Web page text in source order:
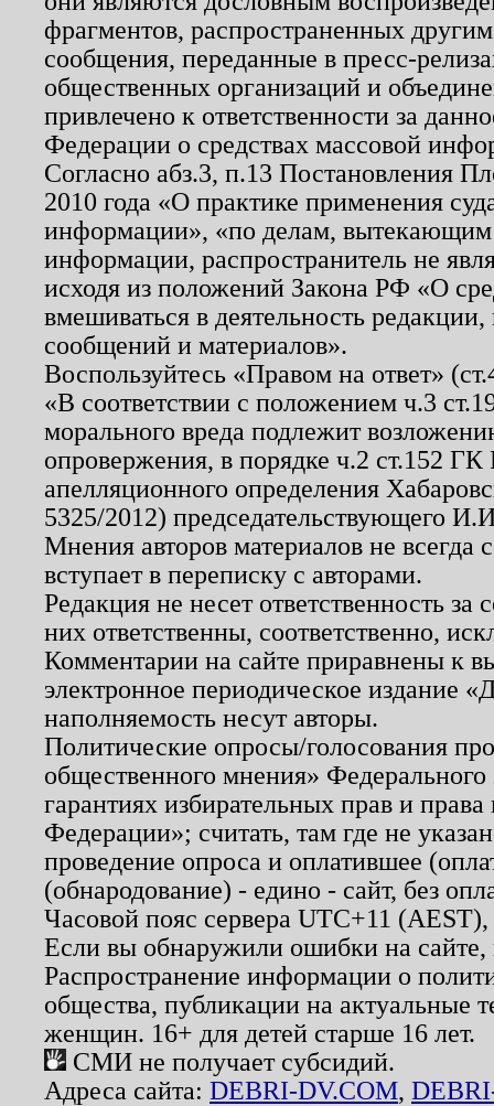
фрагментов, распространенных
сообщения, переданные в пресс-
общественных организаций и
привлечено к ответственности за
Федерации о средствах массовой
Согласно абз.3, п.13 Постановления
2010 года «О практике применения
информации», «по делам, вытекающим
информации, распространитель не
исходя из положений Закона РФ «О
вмешиваться в деятельность
сообщений и материалов».
Воспользуйтесь «Правом на ответ»
«В соответствии с положением ч.3
морального вреда подлежит
опровержения, в порядке ч.2 ст.152
апелляционного определения
5325/2012) председательствующего
Мнения авторов материалов не
вступает в переписку с авторами.
Редакция не несет ответственность
них ответственны, соответственно,
Комментарии на сайте приравнены к
электронное периодическое издание
наполняемость несут авторы.
Политические опросы/голосования
общественного мнения»
гарантиях избирательных прав и
Федерации»; считать, там где не
проведение опроса и оплатившее
(обнародование) - едино - сайт, без
Часовой пояс сервера UTC+11
Если вы обнаружили ошибки на
Распространение информации о
общества, публикации на актуальные
женщин. 16+ для детей старше 16 лет.
СМИ не получает субсидий.
Адреса сайта: DEBRI-DV.COM,